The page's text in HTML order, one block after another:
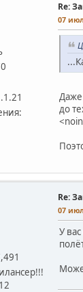
Re:
07
Даже
до
Re:
07
У